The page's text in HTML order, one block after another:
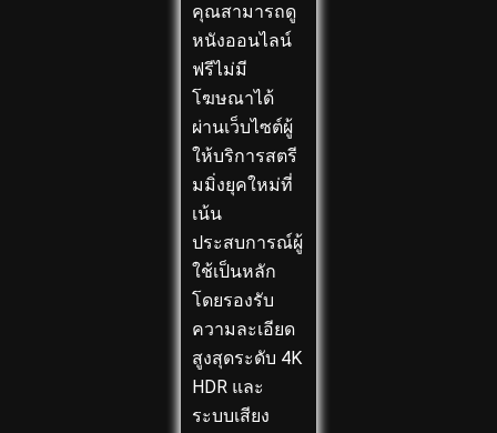
คุณสามารถดู
หนังออนไลน์
ฟรีไม่มี
โฆษณาได้
ผ่านเว็บไซต์ผู้
ให้บริการสตรี
มมิ่งยุคใหม่ที่
เน้น
ประสบการณ์ผู้
ใช้เป็นหลัก
โดยรองรับ
ความละเอียด
สูงสุดระดับ 4K
HDR และ
ระบบเสียง